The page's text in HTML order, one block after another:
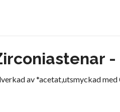
-
av *acetat,utsmyckad